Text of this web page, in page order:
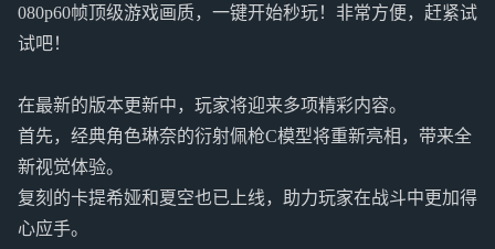
080p60帧顶级游戏画质，一键开始秒玩！非常方便，赶紧试
试吧！
在最新的版本更新中，玩家将迎来多项精彩内容。
首先，经典角色琳奈的衍射佩枪C模型将重新亮相，带来全
新视觉体验。
复刻的卡提希娅和夏空也已上线，助力玩家在战斗中更加得
心应手。